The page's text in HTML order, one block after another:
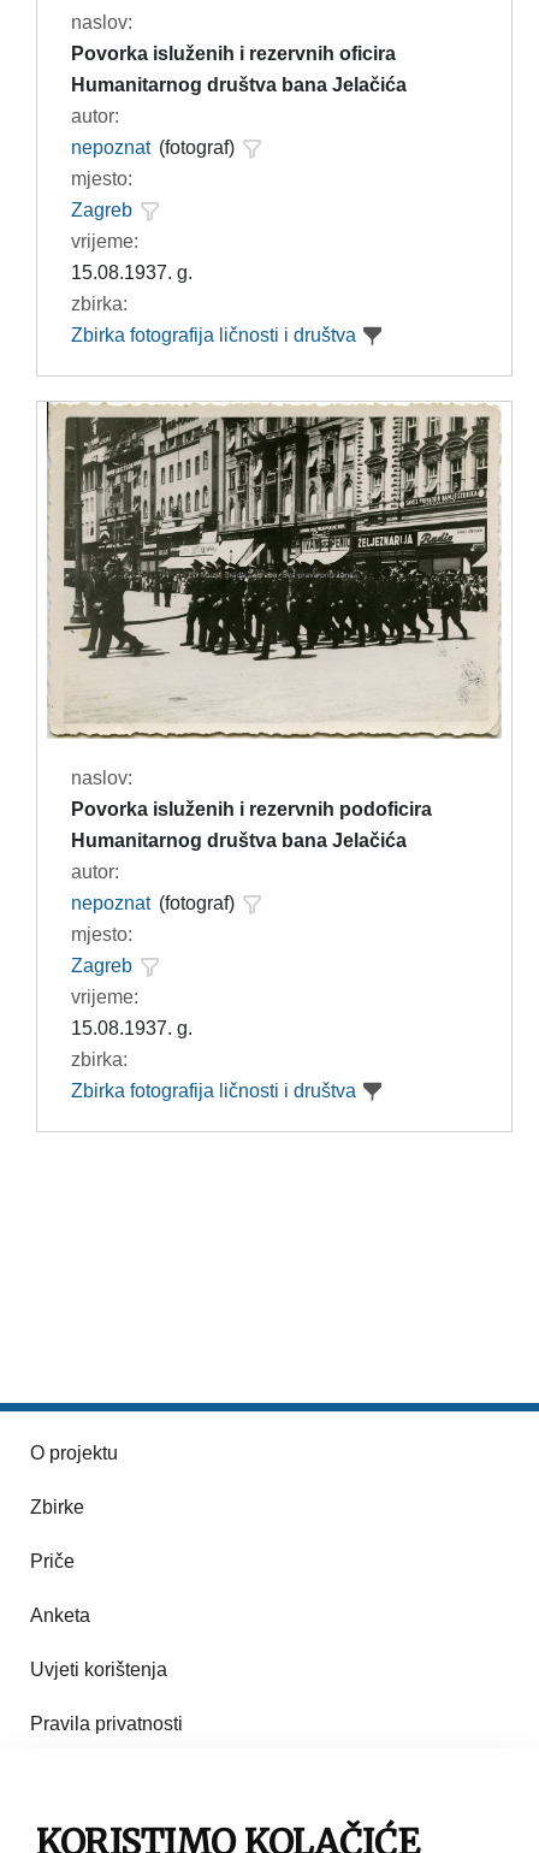
naslov:
Povorka isluženih i rezervnih oficira
Humanitarnog društva bana Jelačića
autor:
nepoznat (fotograf)
mjesto:
Zagreb
vrijeme:
15.08.1937. g.
zbirka:
Zbirka fotografija ličnosti i društva
naslov:
Povorka isluženih i rezervnih podoficira
Humanitarnog društva bana Jelačića
autor:
nepoznat (fotograf)
mjesto:
Zagreb
vrijeme:
15.08.1937. g.
zbirka:
Zbirka fotografija ličnosti i društva
O projektu
Zbirke
Priče
Anketa
Uvjeti korištenja
Pravila privatnosti
Pravila korištenja
KORISTIMO KOLAČIĆE